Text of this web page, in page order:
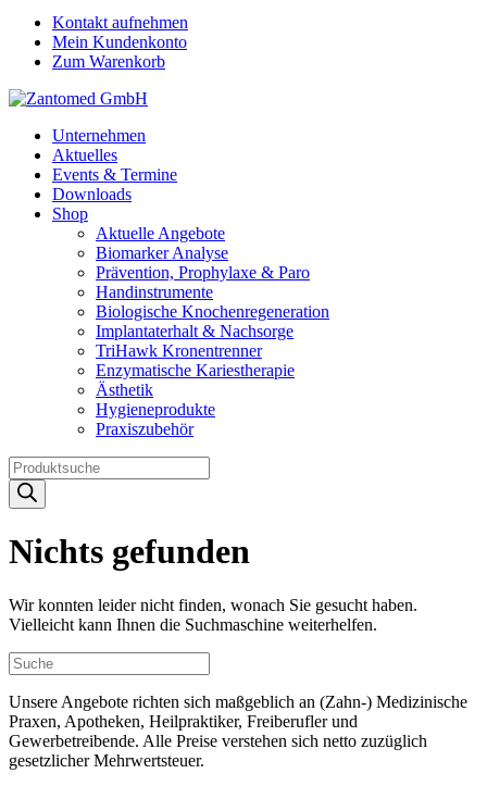
Kontakt aufnehmen
Mein Kundenkonto
Zum Warenkorb
Unternehmen
Aktuelles
Events & Termine
Downloads
Shop
Aktuelle Angebote
Biomarker Analyse
Prävention, Prophylaxe & Paro
Handinstrumente
Biologische Knochenregeneration
Implantaterhalt & Nachsorge
TriHawk Kronentrenner
Enzymatische Kariestherapie
Ästhetik
Hygieneprodukte
Praxiszubehör
Products
search
Nichts gefunden
Wir konnten leider nicht finden, wonach Sie gesucht haben.
Vielleicht kann Ihnen die Suchmaschine weiterhelfen.
Unsere Angebote richten sich maßgeblich an (Zahn-) Medizinische
Praxen, Apotheken, Heilpraktiker, Freiberufler und
Gewerbetreibende. Alle Preise verstehen sich netto zuzüglich
gesetzlicher Mehrwertsteuer.